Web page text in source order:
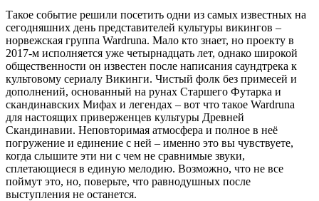
Такое событие решили посетить одни из самых известных на
сегодняшних день представителей культуры викингов –
норвежская группа Wardruna. Мало кто знает, но проекту в
2017-м исполняется уже четырнадцать лет, однако широкой
общественности он известен после написания саундтрека к
культовому сериалу Викинги. Чистый фолк без примесей и
дополнений, основанный на рунах Старшего Футарка и
скандинавских Мифах и легендах – вот что такое Wardruna
для настоящих приверженцев культуры Древней
Скандинавии. Неповторимая атмосфера и полное в неё
погружение и единение с ней – именно это вы чувствуете,
когда слышите эти ни с чем не сравнимые звуки,
сплетающиеся в единую мелодию. Возможно, что не все
поймут это, но, поверьте, что равнодушных после
выступления не останется.